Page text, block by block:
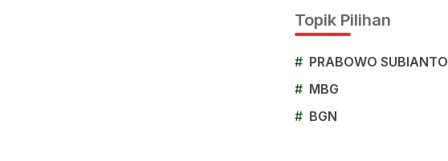
Topik Pilihan
# PRABOWO SUBIANTO
# MBG
# BGN